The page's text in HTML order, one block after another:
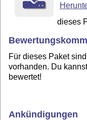
dieses
Für dieses Paket
vorhanden. Du
bewertet!
Ankündigungen